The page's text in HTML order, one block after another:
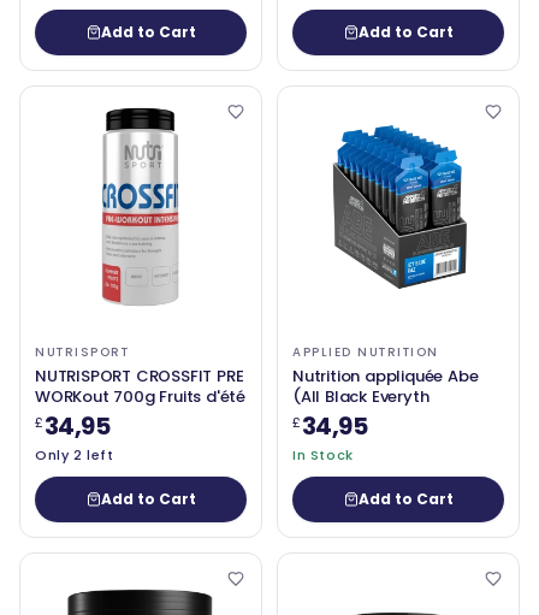
Add to Cart Add to Cart
NUTRISPORT
NUTRISPORT CROSSFIT PRE
WORKout 700g Fruits d'été
£34,95
Only 2 left
Add to Cart
APPLIED NUTRITION
Nutrition appliquée Abe
(All Black Everyth
£34,95
In Stock
Add to Cart